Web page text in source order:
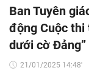
Ban Tuyên
động Cuộc thi
dưới cờ Đảng”
21/01/2025 14:48'